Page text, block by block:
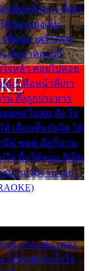
เคียงเจ้าบ่าว ที่เขา
ครจะมองเห็น
ขื่นขม เศร้าตรม
แล้งมาหลายปี
จหล้า คอยไปคอย
มา คือหน้าที่เก่า
น ดั่งถูกประหาร
ยลม ไม่สม ดัง ใจ
ด้ เลื่อนขั้นบันได ได้
ามีคู่ ซมดู มีคู่ก็ม่วน
ใจ มื้อใด๋หนอ สิเป็น
รมาน จับจาน เอย…
ณ จากแฟน เพลง
ให้กำลังใจ น้ำใจ